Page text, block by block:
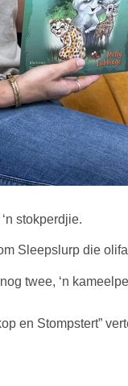
stokperdjie.
Sleepslurp die
twee, ‘n
en Stompstert”